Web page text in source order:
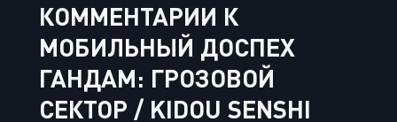
КОММЕНТАРИИ К
МОБИЛЬНЫЙ ДОСПЕХ
ГАНДАМ: ГРОЗОВОЙ
СЕКТОР / KIDOU SENSHI